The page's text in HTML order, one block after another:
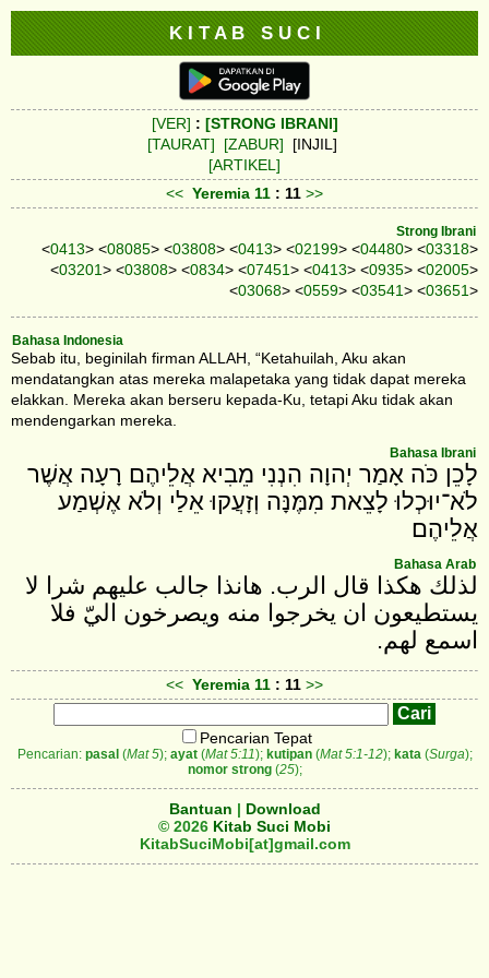
K I T A B S U C I
[VER] : [STRONG IBRANI]
[TAURAT]
[ZABUR] [INJIL]
[ARTIKEL]
<< Yeremia 11 : 11 >>
Strong Ibrani
<0413> <08085> <03808> <0413> <02199> <04480> <03318>
<03201> <03808> <0834> <07451> <0413> <0935> <02005>
<03068> <0559> <03541> <03651>
Bahasa Indonesia
Sebab itu, beginilah firman ALLAH, “Ketahuilah, Aku akan
mendatangkan atas mereka malapetaka yang tidak dapat mereka
elakkan. Mereka akan berseru kepada-Ku, tetapi Aku tidak akan
mendengarkan mereka.
Bahasa Ibrani
לָכֵן כֹּה אָמַר יְהוָה הִנְנִי מֵבִיא אֲלֵיהֶם רָעָה אֲשֶׁר
לֹא־יוּכְלוּ לָצֵאת מִמֶּנָּה וְזָעֲקוּ אֵלַי וְלֹא אֶשְׁמַע
אֲלֵיהֶם׃
Bahasa Arab
لذلك هكذا قال الرب. هانذا جالب عليهم شرا لا
يستطيعون ان يخرجوا منه ويصرخون اليّ فلا
اسمع لهم.
<< Yeremia 11 : 11 >>
Pencarian Tepat
Pencarian: pasal(Mat 5); ayat(Mat 5:11); kutipan(Mat 5:1-12); kata (Surga);
nomor strong(25);
Bantuan | Download
© 2026 Kitab Suci Mobi
KitabSuciMobi[at]gmail.com